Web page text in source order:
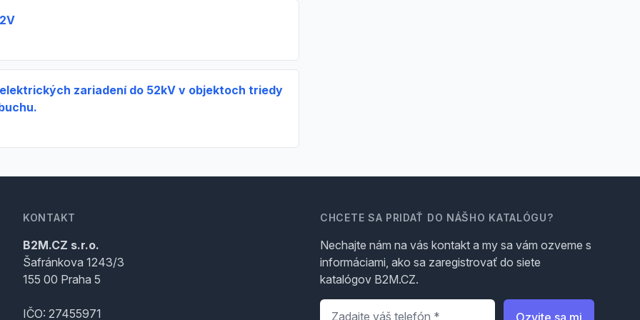
zariadení do 52kV v objektoch triedy
KONTAKT
B2M.CZ s.r.o.
Šafránkova 1243/3
155 00 Praha 5
IČO: 27455971
CHCETE SA PRIDAŤ DO NÁŠHO KATALÓGU?
Nechajte nám na vás kontakt a my sa vám ozveme s
informáciami, ako sa zaregistrovať do siete
katalógov B2M.CZ.
Telefón
Ozvite sa mi